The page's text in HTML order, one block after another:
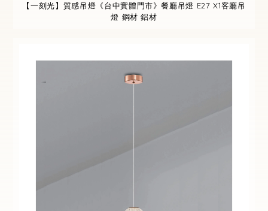
【一刻光】質感吊燈《台中實體門市》餐廳吊燈 E27 X1客廳吊
燈 鋼材 鋁材